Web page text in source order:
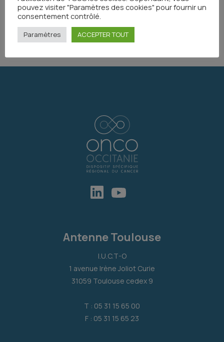
Partager
Antenne Toulouse
I.U.C.T-O
1 avenue Irène Joliot Curie
31059 Toulouse cedex 9
T : 05 31 15 65 00
F : 05 31 15 65 23
pouvez visiter "Paramètres des cookies" pour fournir un
consentement contrôlé.
Paramètres ACCEPTER TOUT